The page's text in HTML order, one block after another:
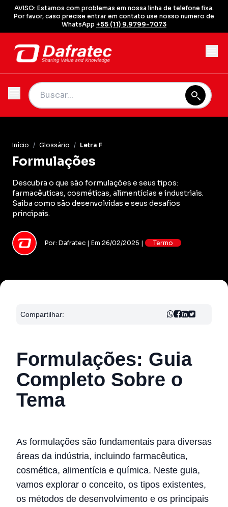
AVISO: Estamos com problemas em nossa linha de telefone fixa.
Por favor, caso precise entrar em contato use nosso numero de
WhatsApp +55 (11) 9.9799-7073
Início / Glossário / Letra F
Formulações
Descubra o que são formulações e seus tipos:
farmacêuticas, cosméticas, alimentícias e industriais.
Saiba como são desenvolvidas e seus desafios
principais.
Por: Dafratec | Em 26/02/2025 | Termo
Compartilhar:
Formulações: Guia
Completo Sobre o
Tema
As formulações são fundamentais para diversas
áreas da indústria, incluindo farmacêutica,
cosmética, alimentícia e química. Neste guia,
vamos explorar o conceito, os tipos existentes,
os métodos de desenvolvimento e os principais